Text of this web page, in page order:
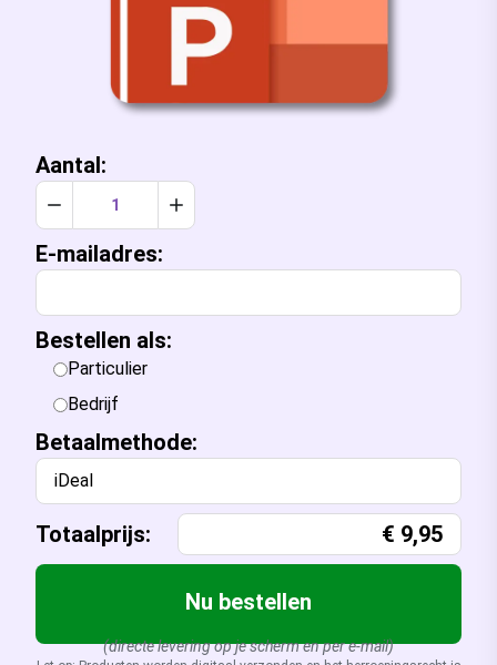
Aantal:
Verlaag aantal met 1Verhoog aantal met 1
E-mailadres:
Bestellen als:
Particulier
Bedrijf
Betaalmethode:
iDeal
Totaalprijs: € 9,95
Nu bestellen
(directe levering op je scherm en per e-mail)